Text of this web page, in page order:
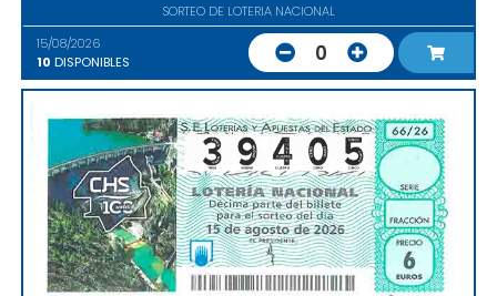
SORTEO DE LOTERIA NACIONAL
15/08/2026
10 DISPONIBLES 0